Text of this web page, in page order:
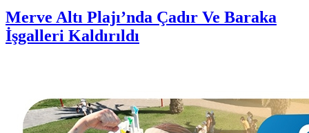
Merve Altı Plajı’nda Çadır Ve Baraka
İşgalleri Kaldırıldı